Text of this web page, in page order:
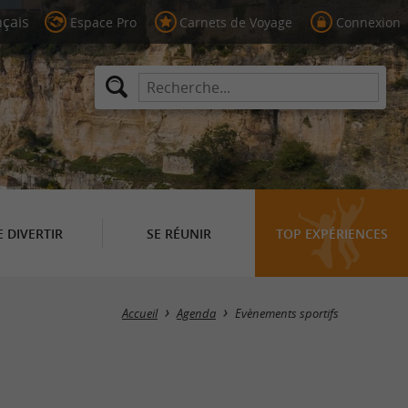
Espace Pro Carnets de Voyage Connexion
DIVERTIR SE RÉUNIR TOP EXPÉRIENCES
Masquer la carte
Accueil Agenda Evènements sportifs